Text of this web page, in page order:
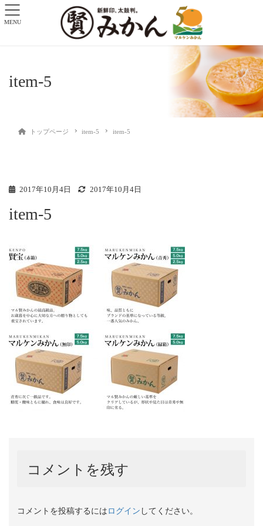
item-5
トップページ item-5 item-5
2017年10月4日 2017年10月4日
item-5
コメントを残す
コメントを投稿するには ログイン してください。
MENU